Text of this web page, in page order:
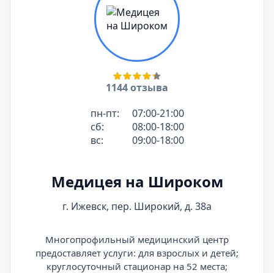
1144 отзыва
пн-пт:
07:00-21:00
сб:
08:00-18:00
вс:
09:00-18:00
Медицея на Широком
г. Ижевск, пер. Широкий, д. 38а
Многопрофильный медицинский центр
предоставляет услуги: для взрослых и детей;
круглосуточный стационар на 52 места;